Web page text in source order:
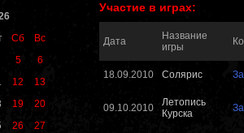
Сб
Вс
5
6
12
13
19
20
26
27
Участие в играх:
Дата
Название
игры
18.09.2010 Солярис
09.10.2010
Летопись
Курска